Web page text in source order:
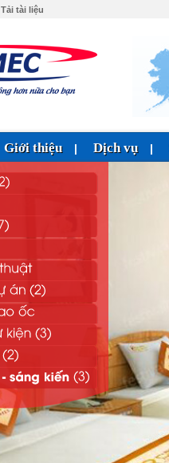
Tải tài liệu
Giới thiệu | Dịch vụ |